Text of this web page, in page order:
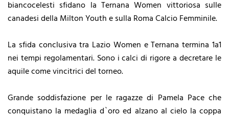
biancocelesti sfidano la Ternana Women vittoriosa sulle
canadesi della Milton Youth e sulla Roma Calcio Femminile.
La sfida conclusiva tra Lazio Women e Ternana termina 1a1
nei tempi regolamentari. Sono i calci di rigore a decretare le
aquile come vincitrici del torneo.
Grande soddisfazione per le ragazze di Pamela Pace che
conquistano la medaglia d`oro ed alzano al cielo la coppa